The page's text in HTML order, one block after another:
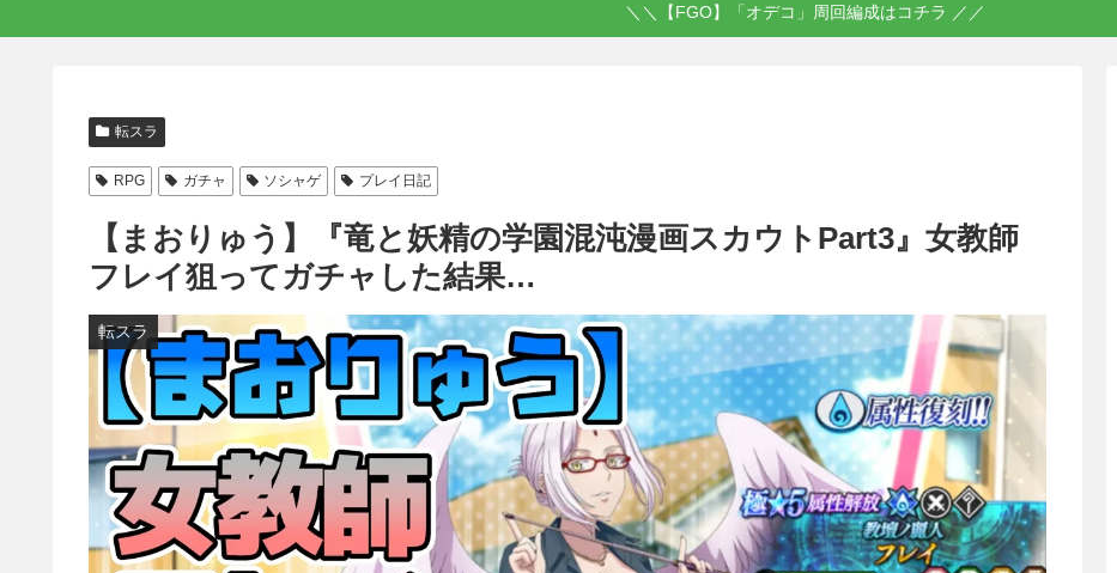
＼＼【FGO】「オデコ」周回編成はコチラ ／／
転スラ
RPG ガチャ ソシャゲ プレイ日記
【まおりゅう】『竜と妖精の学園混沌漫画スカウトPart3』女教師
フレイ狙ってガチャした結果…
転スラ